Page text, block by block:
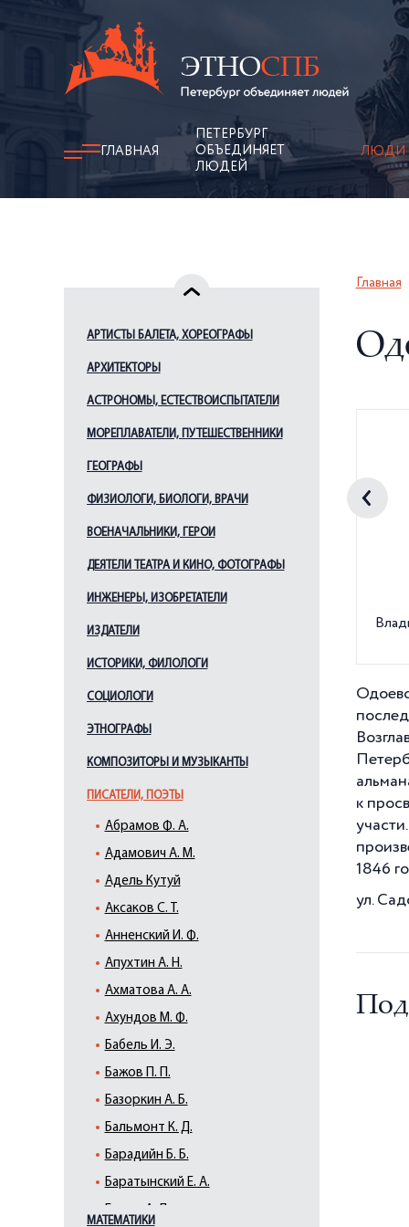
ГЛАВНАЯ
ПЕТЕРБУРГ
ОБЪЕДИНЯЕТ
ЛЮДЕЙ
ЛЮДИ
АРТИСТЫ БАЛЕТА, ХОРЕОГРАФЫ
АРХИТЕКТОРЫ
АСТРОНОМЫ, ЕСТЕСТВОИСПЫТАТЕЛИ
МОРЕПЛАВАТЕЛИ, ПУТЕШЕСТВЕННИКИ
ГЕОГРАФЫ
ФИЗИОЛОГИ, БИОЛОГИ, ВРАЧИ
ВОЕНАЧАЛЬНИКИ, ГЕРОИ
ДЕЯТЕЛИ ТЕАТРА И КИНО, ФОТОГРАФЫ
ИНЖЕНЕРЫ, ИЗОБРЕТАТЕЛИ
ИЗДАТЕЛИ
ИСТОРИКИ, ФИЛОЛОГИ
СОЦИОЛОГИ
ЭТНОГРАФЫ
КОМПОЗИТОРЫ И МУЗЫКАНТЫ
ПИСАТЕЛИ, ПОЭТЫ
Абрамов Ф. А.
Адамович А. М.
Адель Кутуй
Аксаков С. Т.
Анненский И. Ф.
Апухтин А. Н.
Ахматова А. А.
Ахундов М. Ф.
Бабель И. Э.
Бажов П. П.
Базоркин А. Б.
Бальмонт К. Д.
Барадийн Б. Б.
Баратынский Е. А.
МАТЕМАТИКИ
Главная
к
1846
ул.